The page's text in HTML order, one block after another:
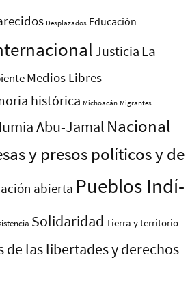
Desplazados Educación
Justicia La
Medios Libres
histórica Michoacán Migrantes
Abu-Jamal Nacional
y presos polí­ticos y de
abierta Pueblos Indí­
Solidaridad Tierra y territorio
de las libertades y derechos